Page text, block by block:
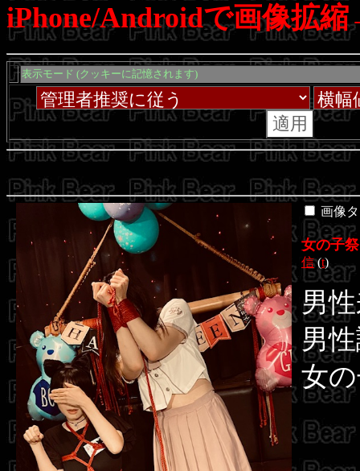
iPhone/Androidで画像拡
表示モード (クッキーに記憶されます)
画像
女の子
信(t)
男
男
女